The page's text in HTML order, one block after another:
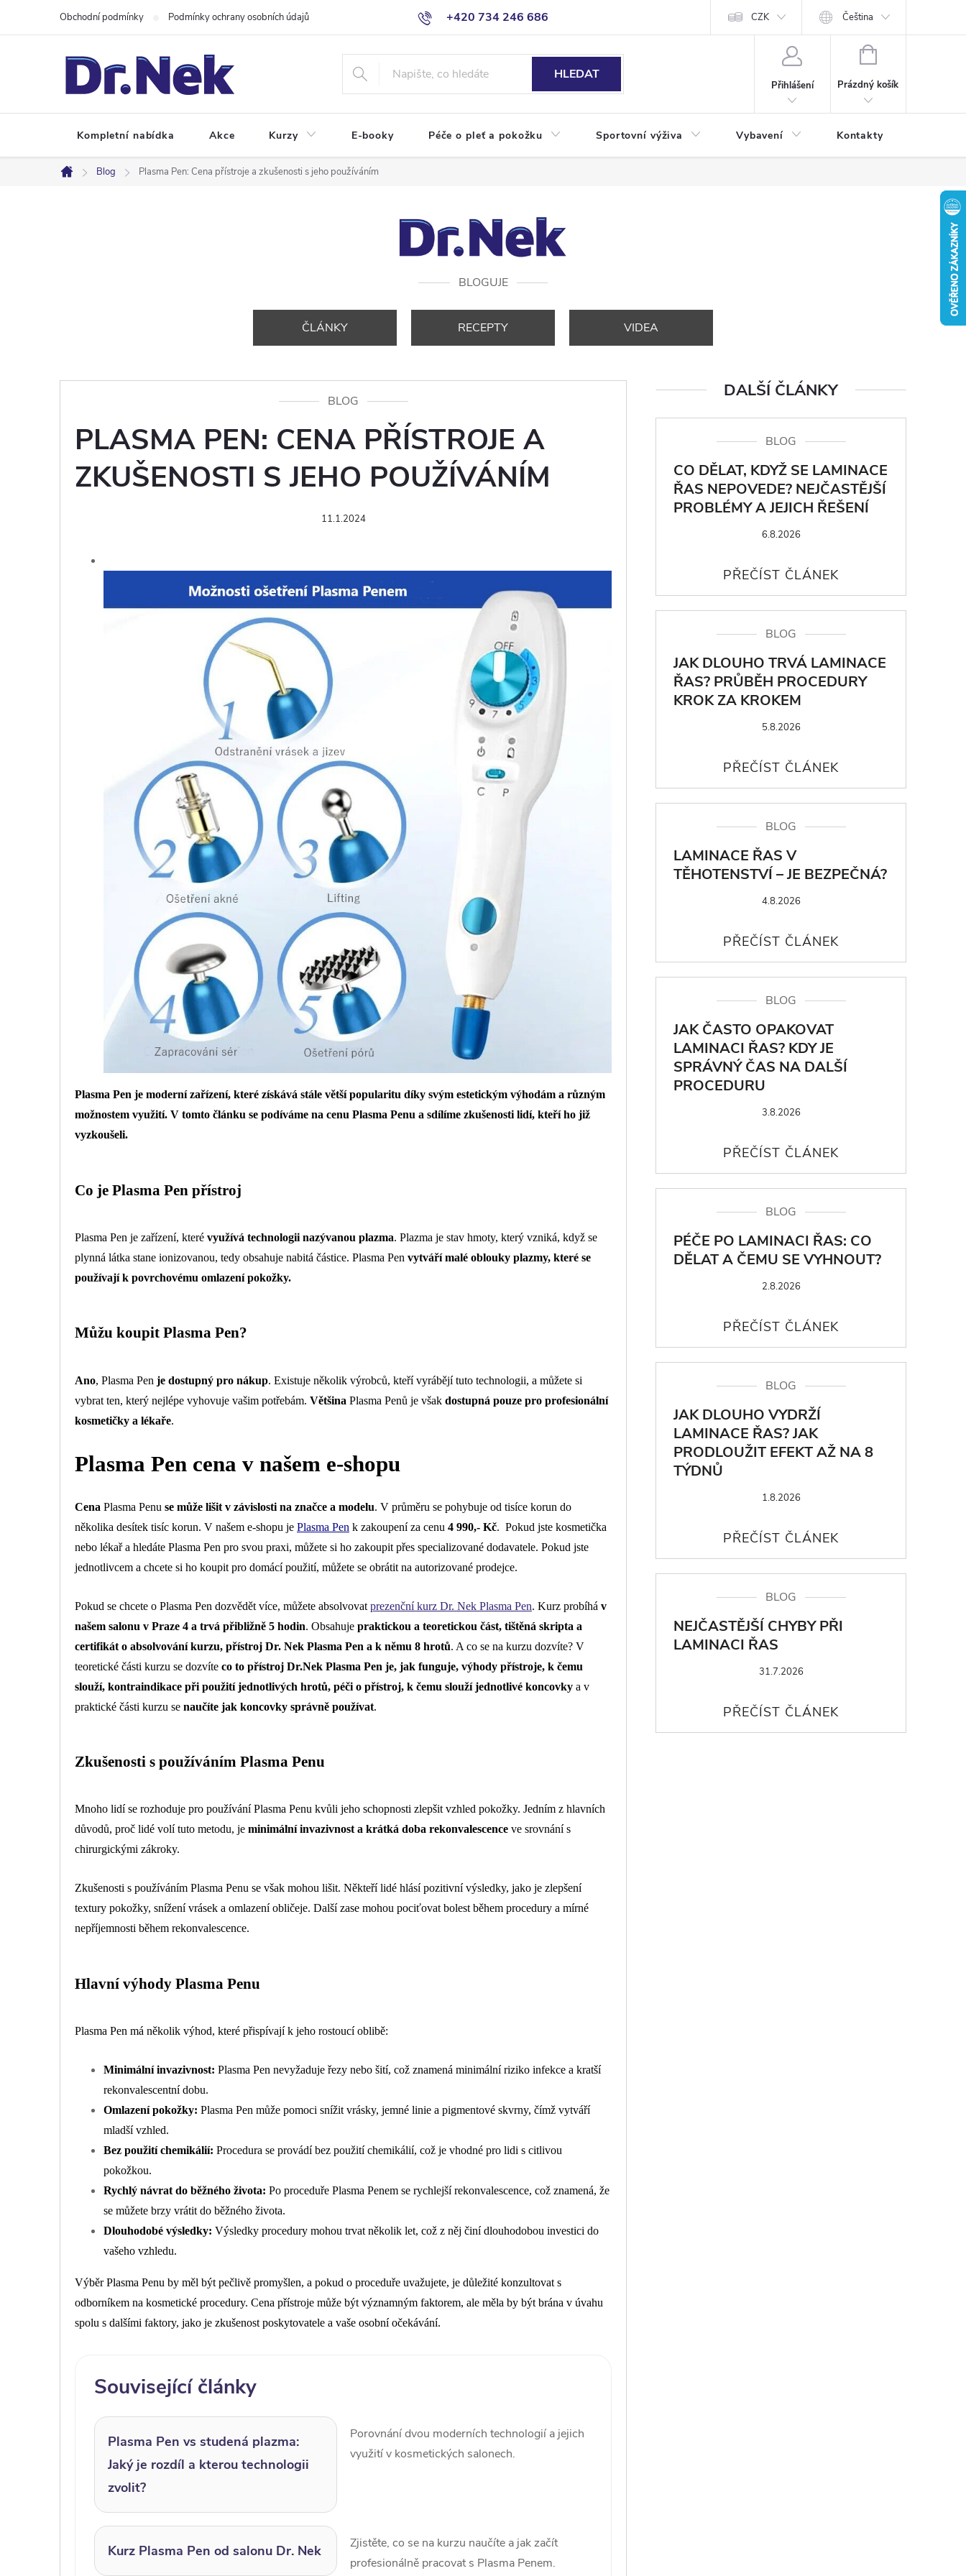
+420 734 246 686
Obchodní podmínky Podmínky ochrany osobních údajů CZK Čeština
HLEDAT
Přihlášení
NÁKUPNÍ
Prázdný košík
Kompletní nabídka Akce Kurzy E-booky Péče o pleť a pokožku Sportovní výživa Vybavení Kontakty
Domů
Blog Plasma Pen: Cena přístroje a zkušenosti s jeho používáním
BLOGUJE
ČLÁNKY RECEPTY VIDEA
BLOG
PLASMA PEN: CENA PŘÍSTROJE A
ZKUŠENOSTI S JEHO POUŽÍVÁNÍM
11.1.2024
Plasma Pen je moderní zařízení, které získává stále větší popularitu díky svým estetickým výhodám a různým
možnostem využití. V tomto článku se podíváme na cenu Plasma Penu a sdílíme zkušenosti lidí, kteří ho již
vyzkoušeli.
Co je Plasma Pen přístroj
Plasma Pen je zařízení, které využívá technologii nazývanou plazma. Plazma je stav hmoty, který vzniká, když se
plynná látka stane ionizovanou, tedy obsahuje nabitá částice. Plasma Pen vytváří malé oblouky plazmy, které se
používají k povrchovému omlazení pokožky.
Můžu koupit Plasma Pen?
Ano, Plasma Pen je dostupný pro nákup. Existuje několik výrobců, kteří vyrábějí tuto technologii, a můžete si
vybrat ten, který nejlépe vyhovuje vašim potřebám. Většina Plasma Penů je však dostupná pouze pro profesionální
kosmetičky a lékaře.
Plasma Pen cena v našem e-shopu
Cena Plasma Penu se může lišit v závislosti na značce a modelu. V průměru se pohybuje od tisíce korun do
několika desítek tisíc korun. V našem e-shopu je Plasma Pen k zakoupení za cenu 4 990,- Kč. Pokud jste kosmetička
nebo lékař a hledáte Plasma Pen pro svou praxi, můžete si ho zakoupit přes specializované dodavatele. Pokud jste
jednotlivcem a chcete si ho koupit pro domácí použití, můžete se obrátit na autorizované prodejce.
Pokud se chcete o Plasma Pen dozvědět více, můžete absolvovat prezenční kurz Dr. Nek Plasma Pen. Kurz probíhá v
našem salonu v Praze 4 a trvá přibližně 5 hodin. Obsahuje praktickou a teoretickou část, tištěná skripta a
certifikát o absolvování kurzu, přístroj Dr. Nek Plasma Pen a k němu 8 hrotů. A co se na kurzu dozvíte? V
teoretické části kurzu se dozvíte co to přístroj Dr.Nek Plasma Pen je, jak funguje, výhody přístroje, k čemu
slouží, kontraindikace při použití jednotlivých hrotů, péči o přístroj, k čemu slouží jednotlivé koncovky a v
praktické části kurzu se naučíte jak koncovky správně používat.
Zkušenosti s používáním Plasma Penu
Mnoho lidí se rozhoduje pro používání Plasma Penu kvůli jeho schopnosti zlepšit vzhled pokožky. Jedním z hlavních
důvodů, proč lidé volí tuto metodu, je minimální invazivnost a krátká doba rekonvalescence ve srovnání s
chirurgickými zákroky.
Zkušenosti s používáním Plasma Penu se však mohou lišit. Někteří lidé hlásí pozitivní výsledky, jako je zlepšení
textury pokožky, snížení vrásek a omlazení obličeje. Další zase mohou pociťovat bolest během procedury a mírné
nepříjemnosti během rekonvalescence.
Hlavní výhody Plasma Penu
Plasma Pen má několik výhod, které přispívají k jeho rostoucí oblibě:
Minimální invazivnost: Plasma Pen nevyžaduje řezy nebo šití, což znamená minimální riziko infekce a kratší
rekonvalescentní dobu.
Omlazení pokožky: Plasma Pen může pomoci snížit vrásky, jemné linie a pigmentové skvrny, čímž vytváří
mladší vzhled.
Bez použití chemikálií: Procedura se provádí bez použití chemikálií, což je vhodné pro lidi s citlivou
pokožkou.
Rychlý návrat do běžného života: Po proceduře Plasma Penem se rychlejší rekonvalescence, což znamená, že
se můžete brzy vrátit do běžného života.
Dlouhodobé výsledky: Výsledky procedury mohou trvat několik let, což z něj činí dlouhodobou investici do
vašeho vzhledu.
Výběr Plasma Penu by měl být pečlivě promyšlen, a pokud o proceduře uvažujete, je důležité konzultovat s
odborníkem na kosmetické procedury. Cena přístroje může být významným faktorem, ale měla by být brána v úvahu
spolu s dalšími faktory, jako je zkušenost poskytovatele a vaše osobní očekávání.
Související články
Plasma Pen vs studená plazma:
Jaký je rozdíl a kterou technologii
zvolit?
Porovnání dvou moderních technologií a jejich
využití v kosmetických salonech.
Kurz Plasma Pen od salonu Dr. Nek
Zjistěte, co se na kurzu naučíte a jak začít
profesionálně pracovat s Plasma Penem.
DALŠÍ ČLÁNKY
BLOG
CO DĚLAT, KDYŽ SE LAMINACE
ŘAS NEPOVEDE? NEJČASTĚJŠÍ
PROBLÉMY A JEJICH ŘEŠENÍ
6.8.2026
BLOG
JAK DLOUHO TRVÁ LAMINACE
ŘAS? PRŮBĚH PROCEDURY
KROK ZA KROKEM
5.8.2026
BLOG
LAMINACE ŘAS V
TĚHOTENSTVÍ – JE BEZPEČNÁ?
4.8.2026
BLOG
JAK ČASTO OPAKOVAT
LAMINACI ŘAS? KDY JE
SPRÁVNÝ ČAS NA DALŠÍ
PROCEDURU
3.8.2026
BLOG
PÉČE PO LAMINACI ŘAS: CO
DĚLAT A ČEMU SE VYHNOUT?
2.8.2026
BLOG
JAK DLOUHO VYDRŽÍ
LAMINACE ŘAS? JAK
PRODLOUŽIT EFEKT AŽ NA 8
TÝDNŮ
1.8.2026
BLOG
NEJČASTĚJŠÍ CHYBY PŘI
LAMINACI ŘAS
31.7.2026